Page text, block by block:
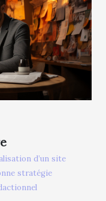
d’un site
stratégie